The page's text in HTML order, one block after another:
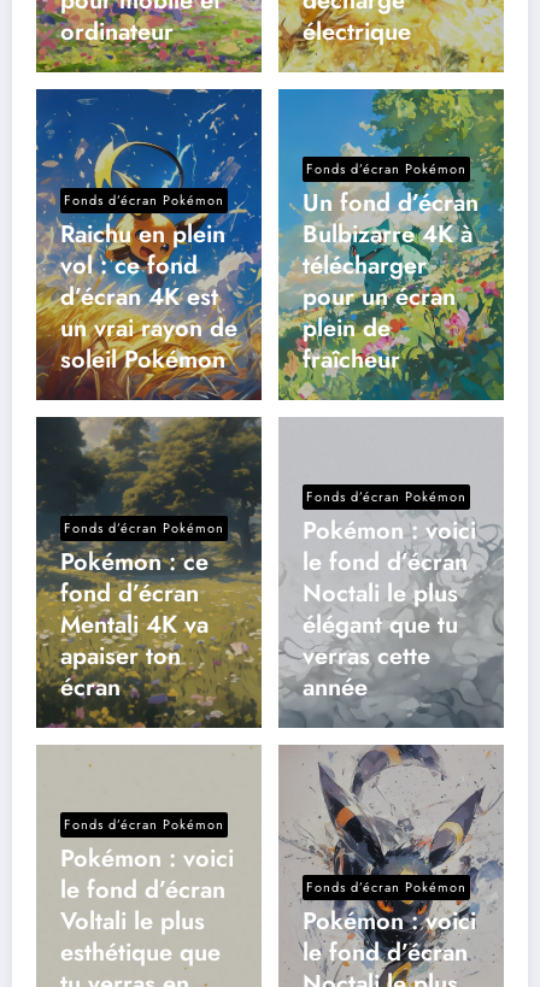
ordinateur
électrique
Fonds d’écran Pokémon
Raichu en plein
vol : ce fond
d’écran 4K est
un vrai rayon de
soleil Pokémon
Fonds d’écran Pokémon
Un fond d’écran
Bulbizarre 4K à
télécharger
pour un écran
plein de
fraîcheur
Fonds d’écran Pokémon
Pokémon : ce
fond d’écran
Mentali 4K va
apaiser ton
écran
Fonds d’écran Pokémon
Pokémon : voici
le fond d’écran
Noctali le plus
élégant que tu
verras cette
année
Fonds d’écran Pokémon
Pokémon : voici
le fond d’écran
Voltali le plus
esthétique que
Fonds d’écran Pokémon
Pokémon : voici
le fond d’écran